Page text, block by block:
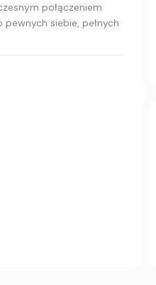
połączeniem
siebie, pełnych